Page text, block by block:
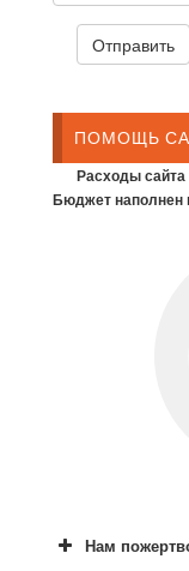
ПОМОЩЬ
Расходы
Бюджет наполнен
Нам